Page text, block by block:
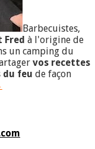
Barbecuistes,
Fred à l'origine de
un camping du
vos recettes
du feu de façon